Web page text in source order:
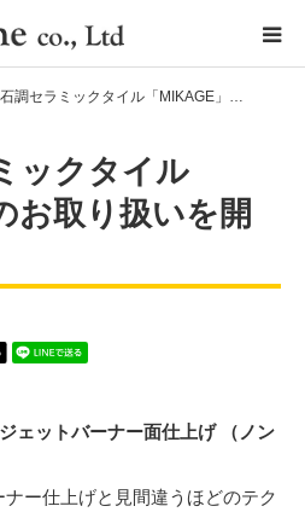
調セラミックタイル「MIKAGE」…
ックタイル
お取り扱いを開
ェットバーナー面仕上げ （ノン
ー仕上げと見間違うほどのテク